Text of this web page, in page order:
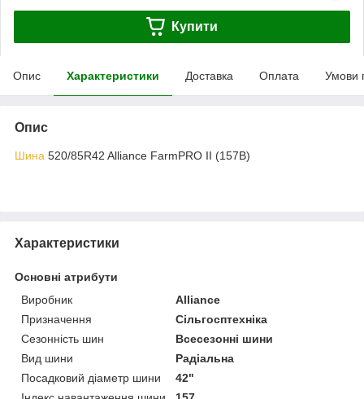
Купити
Опис Характеристики Доставка Оплата Умови
Опис
Шина 520/85R42 Alliance FarmPRO II (157B)
Характеристики
Основні атрибути
Виробник
Alliance
Призначення
Сільгосптехніка
Сезонність шин
Всесезонні шини
Вид шини
Радіальна
Посадковий діаметр шини
42"